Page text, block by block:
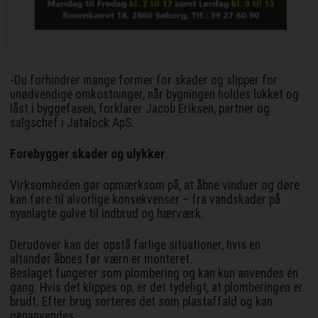
-Du forhindrer mange former for skader og slipper for
unødvendige omkostninger, når bygningen holdes lukket og
låst i byggefasen, forklarer Jacob Eriksen, partner og
salgschef i Jatalock ApS.
Forebygger skader og ulykker
Virksomheden gør opmærksom på, at åbne vinduer og døre
kan føre til alvorlige konsekvenser – fra vandskader på
nyanlagte gulve til indbrud og hærværk.
Derudover kan der opstå farlige situationer, hvis en
altandør åbnes før værn er monteret.
Beslaget fungerer som plombering og kan kun anvendes én
gang. Hvis det klippes op, er det tydeligt, at plomberingen er
brudt. Efter brug sorteres det som plastaffald og kan